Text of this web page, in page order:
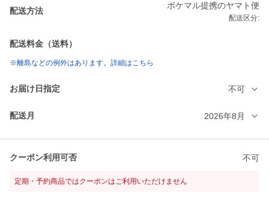
配送方法
ポケマル提携のヤマト便
配送区分:
配送料金（送料）
※離島などの例外はあります。詳細はこちら
お届け日指定 不可
配送月 2026年8月
クーポン利用可否 不可
定期・予約商品ではクーポンはご利用いただけません